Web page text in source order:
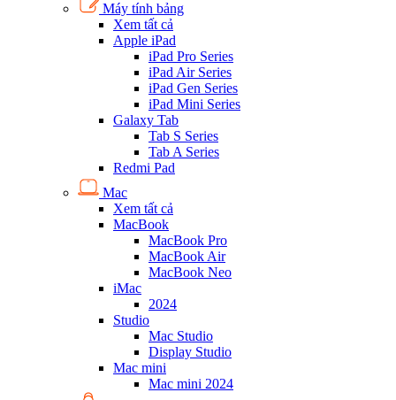
Máy tính bảng
Xem tất cả
Apple iPad
iPad Pro Series
iPad Air Series
iPad Gen Series
iPad Mini Series
Galaxy Tab
Tab S Series
Tab A Series
Redmi Pad
Mac
Xem tất cả
MacBook
MacBook Pro
MacBook Air
MacBook Neo
iMac
2024
Studio
Mac Studio
Display Studio
Mac mini
Mac mini 2024